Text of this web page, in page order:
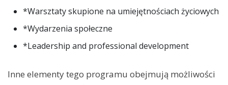
*Warsztaty skupione na umiejętnościach życiowych
*Wydarzenia społeczne
*Leadership and professional development
Inne elementy tego programu obejmują możliwości